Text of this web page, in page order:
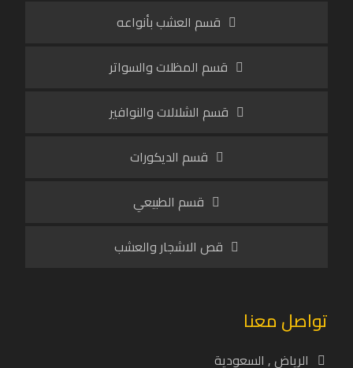
قسم العشب بأنواعه
قسم المظلات والسواتر
قسم الشلالات والنوافير
قسم الديكورات
قسم الطبيعي
قص الاشجار والعشب
تواصل معنا
الرياض , السعودية